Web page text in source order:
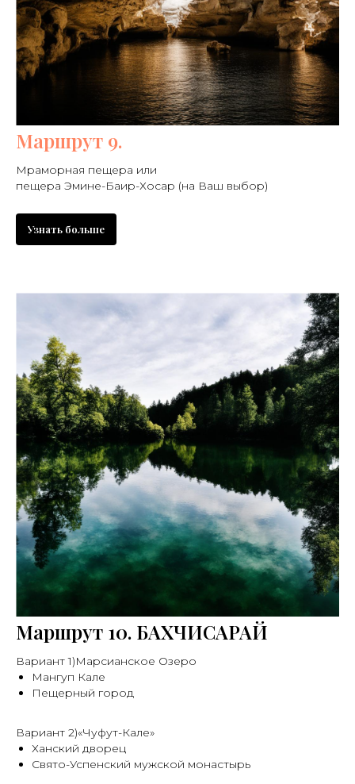
Маршрут 9.
Мраморная пещера или
пещера Эмине-Баир-Хосар (на Ваш выбор)
Узнать больше
Маршрут 10. БАХЧИСАРАЙ
Вариант 1)Марсианское Озеро
Мангуп Кале
Пещерный город
Вариант 2)«Чуфут-Кале»
Ханский дворец
Свято-Успенский мужской монастырь